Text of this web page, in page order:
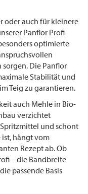
oder auch für kleinere
Panflor Profi-
optimierte
Die Panflor
Stabilität und
Teig zu garantieren.
auch Mehle in Bio-
verzichtet
und schont
ist, hängt vom
Rezept ab. Ob
– die Bandbreite
passende Basis